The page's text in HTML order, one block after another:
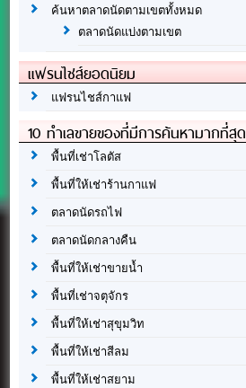
ค้นหาตลาดนัดตามเขตทั้งหมด
ตลาดนัดแบ่งตามเขต
แฟรนไชส์ยอดนิยม
แฟรนไชส์กาแฟ
10 ทำเลขายของที่มีการค้นหามากที่สุด
พื้นที่เช่าโลตัส
พื้นที่ให้เช่าร้านกาแฟ
ตลาดนัดรถไฟ
ตลาดนัดกลางคืน
พื้นที่ให้เช่าขายน้ำ
พื้นที่เช่าจตุจักร
พื้นที่ให้เช่าสุขุมวิท
พื้นที่ให้เช่าสีลม
พื้นที่ให้เช่าสยาม